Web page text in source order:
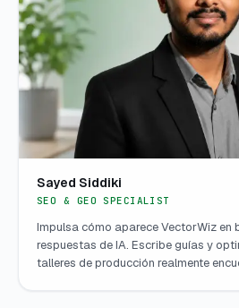
Sayed Siddiki
SEO & GEO SPECIALIST
Impulsa cómo aparece VectorWiz en
respuestas de IA. Escribe guías y
talleres de producción realmente